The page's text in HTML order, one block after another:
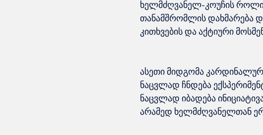
ხელმძღვანელ-კოუჩის როლი
თანამშრომლის დახმარება
ასეთი მიდგომა
ნაცვლად ჩნდება
ნაცვლად იბადება